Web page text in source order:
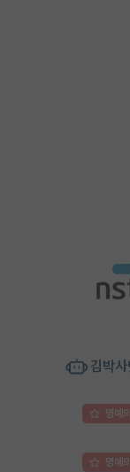
김박
명예
명예